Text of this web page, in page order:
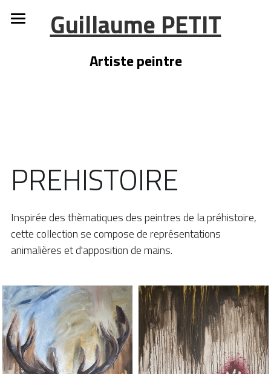
Guillaume PETIT
Artiste peintre
Accueil
Collection ADN
PREHISTOIRE
Inspirée des thèmatiques des peintres de la préhistoire,
cette collection se compose de représentations
animalières et d'apposition de mains.